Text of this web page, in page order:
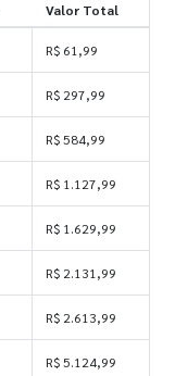
Valor Total
R$ 61,99
R$ 297,99
R$ 584,99
R$ 1.127,99
R$ 1.629,99
R$ 2.131,99
R$ 2.613,99
R$ 5.124,99